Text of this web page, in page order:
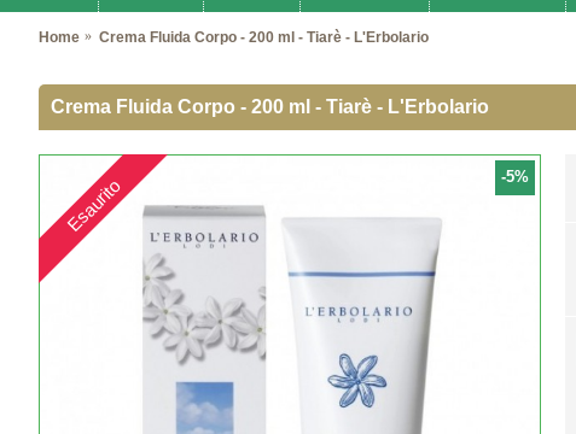
Home Crema Fluida Corpo - 200 ml - Tiarè - L'Erbolario
Crema Fluida Corpo - 200 ml - Tiarè - L'Erbolario
-5%
Esaurito